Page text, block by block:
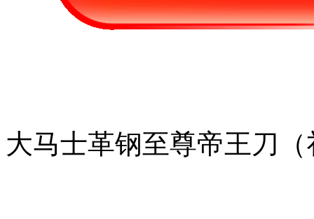
大马士革钢至尊帝王刀